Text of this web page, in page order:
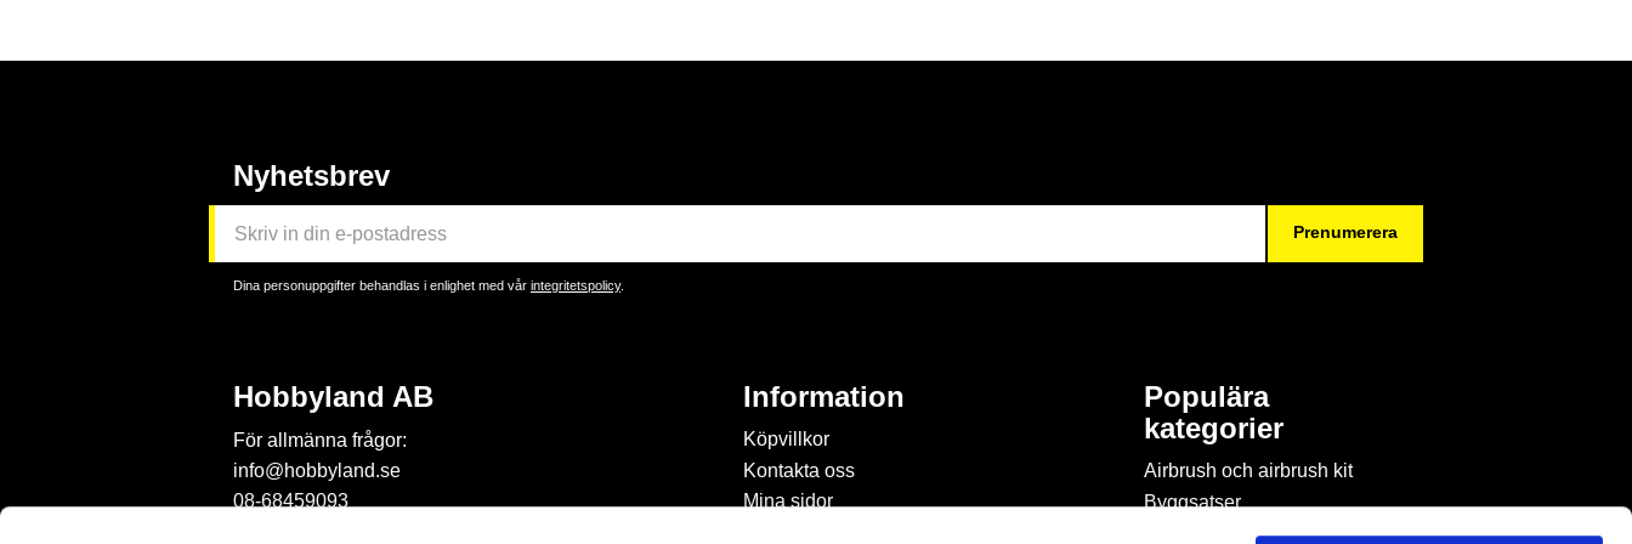
Nyhetsbrev
Prenumerera
Dina personuppgifter behandlas i enlighet med vår integritetspolicy.
Hobbyland AB
För allmänna frågor:
info@hobbyland.se
08-68459093
Information
Köpvillkor
Kontakta oss
Mina sidor
Populära
kategorier
Airbrush och airbrush kit
Byggsatser
Böcker & tidningar om